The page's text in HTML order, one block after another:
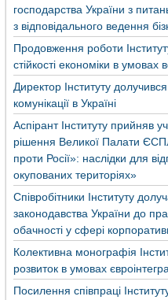
господарства України з
з відповідального ведення
Продовження роботи
стійкості економіки в умовах
Директор Інституту
комунікації в Україні
Аспірант Інституту прийняв
рішення Великої Палати
проти Росії»: наслідки для
окупованих територіях»
Співробітники Інституту
законодавства України до
обачності у сфері
Колективна монографія
розвиток в умовах
Посилення співпраці